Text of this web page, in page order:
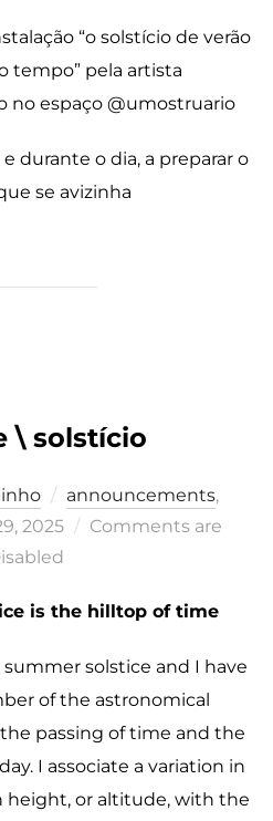
“o solstício de verão
tempo” pela artista
no espaço @umostruario
durante o dia, a preparar o
se avizinha
\ solstício
announcements,
2025
Comments are
is the hilltop of time
solstice and I have
of the astronomical
passing of time and the
I associate a variation in
height, or altitude, with the